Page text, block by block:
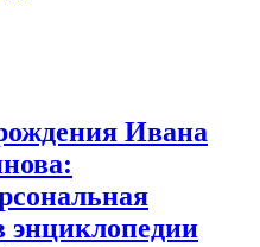
Ивана
энциклопедии